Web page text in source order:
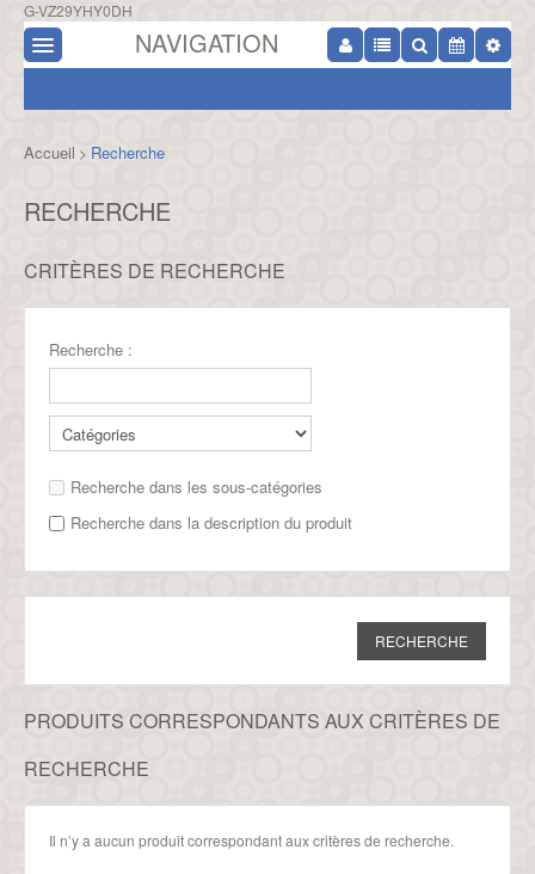
G-VZ29YHY0DH
NAVIGATION
Accueil > Recherche
RECHERCHE
CRITÈRES DE RECHERCHE
Recherche :
Recherche dans les sous-catégories
Recherche dans la description du produit
PRODUITS CORRESPONDANTS AUX CRITÈRES DE
RECHERCHE
Il n’y a aucun produit correspondant aux critères de recherche.